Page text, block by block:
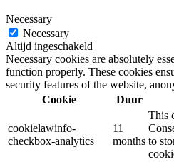
Necessary
Necessary
Altijd ingeschakeld
Necessary cookies are absolutely
function properly. These cookies
security features of the website,
Cookie
Duur
cookielawinfo-
checkbox-analytics
11
months
This
to